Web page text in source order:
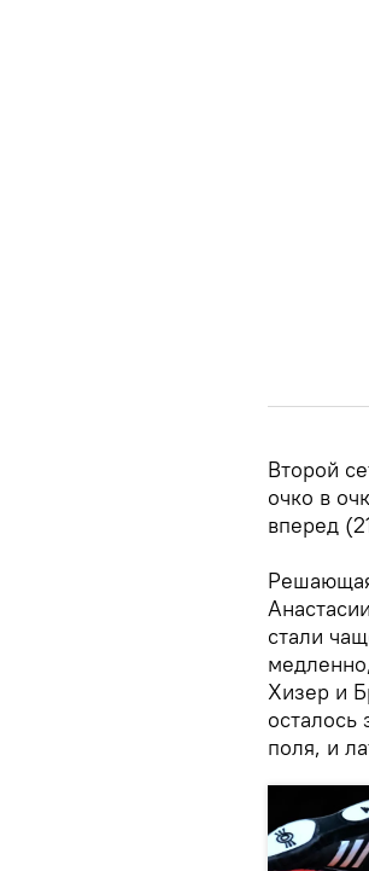
Второй
очко в
вперед
стали
Хизер и
осталось
поля, и